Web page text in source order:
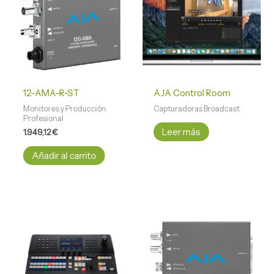
12-AMA-R-ST
Monitores y Producción
Profesional
1.949,12€
Añadir al carrito
AJA Control Room
Capturadoras Broadcast
Leer más